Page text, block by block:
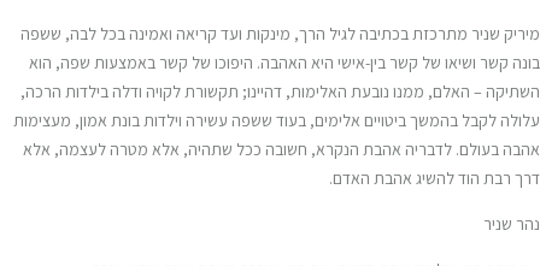
מיריק שניר מתרכזת בכתיבה לגיל הרך, מינקות ועד קריאה ואמינה בכל לבה, ששפה
בונה קשר ושיאו של קשר בין-אישי היא האהבה. היפוכו של קשר באמצעות שפה, הוא
השתיקה – האלם, ממנו נובעת האלימות, דהיינו; תקשורת לקויה ודלה בילדות הרכה,
עלולה לקבל בהמשך ביטויים אלימים, בעוד ששפה עשירה וילדות בונת אמון, מעצימות
אהבה בעולם. לדבריה אהבת הנקרא, חשובה ככל שתהיה, אלא מטרה לעצמה, אלא
דרך רבת הוד להשיג אהבת האדם.
נהר שניר